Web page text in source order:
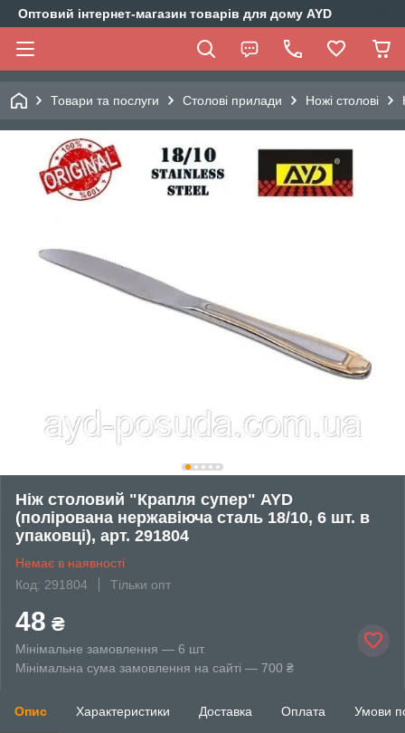
Оптовий інтернет-магазин товарів для дому AYD
Товари та послуги Столові прилади Ножі столові
Ніж столовий "Крапля супер" AYD
(полірована нержавіюча сталь 18/10, 6 шт. в
упаковці), арт. 291804
Немає в наявності
Код: 291804
Тільки опт
48 ₴
Мінімальне замовлення — 6 шт.
Мінімальна сума замовлення на сайті — 700 ₴
Опис Характеристики Доставка Оплата Умови